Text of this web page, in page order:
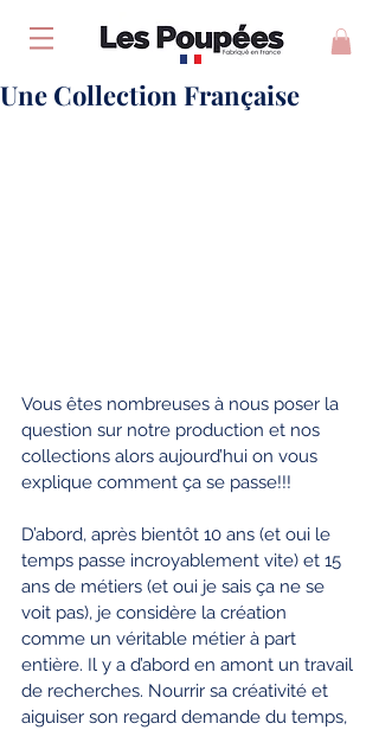
Une Collection Française
Vous êtes nombreuses à nous poser la
question sur notre production et nos
collections alors aujourd’hui on vous
explique comment ça se passe!!!
D’abord, après bientôt 10 ans (et oui le
temps passe incroyablement vite) et 15
ans de métiers (et oui je sais ça ne se
voit pas), je considère la création
comme un véritable métier à part
entière. Il y a d’abord en amont un travail
de recherches. Nourrir sa créativité et
aiguiser son regard demande du temps,